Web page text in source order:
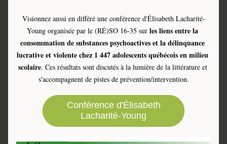
Visionnez aussi en différé une conférence d'Élisabeth Lacharité-
Young organisée par le (RÉ)SO 16-35 sur les liens entre la
consommation de substances psychoactives et la délinquance
lucrative et violente chez 1 447 adolescents québécois en milieu
scolaire. Ces résultats sont discutés à la lumière de la littérature et
s'accompagnent de pistes de prévention/intervention.
Conférence d'Élisabeth
Lacharité-Young